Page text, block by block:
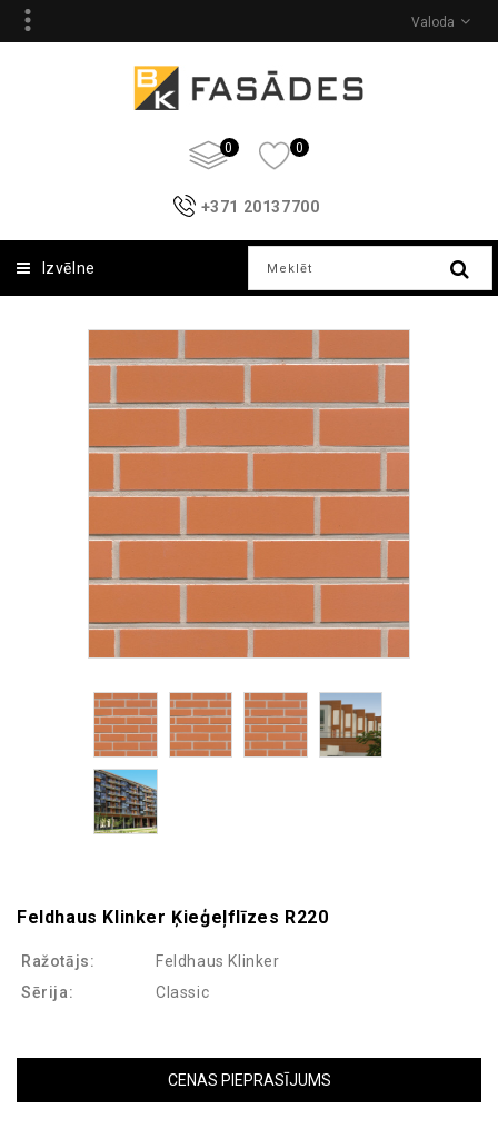
Valoda
0 0
+371 20137700
Izvēlne
Feldhaus Klinker Ķieģeļflīzes R220
Ražotājs:
Feldhaus Klinker
Sērija:
Classic
CENAS PIEPRASĪJUMS